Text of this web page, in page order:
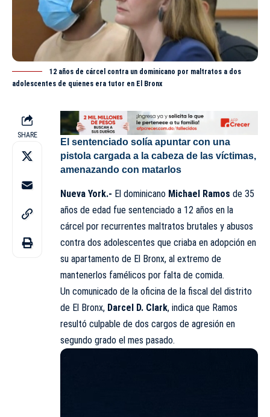
12 años de cárcel contra un dominicano por maltratos a dos
adolescentes de quienes era tutor en El Bronx
SHARE
El sentenciado solía apuntar con una
pistola cargada a la cabeza de las víctimas,
amenazando con matarlos
Nueva York.- El dominicano Michael Ramos de 35
años de edad fue sentenciado a 12 años en la
cárcel por recurrentes maltratos brutales y abusos
contra dos adolescentes que criaba en adopción en
su apartamento de El Bronx, al extremo de
mantenerlos famélicos por falta de comida.
Un comunicado de la oficina de la fiscal del distrito
de El Bronx, Darcel D. Clark, indica que Ramos
resultó culpable de dos cargos de agresión en
segundo grado el mes pasado.